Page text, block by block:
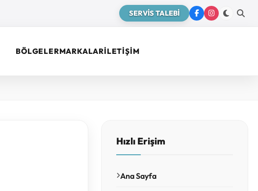
SERVİS TALEBİ
BÖLGELERMARKALARİLETİŞİM
Hızlı Erişim
Ana Sayfa